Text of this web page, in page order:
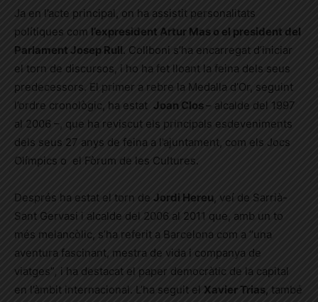
Ja en l’acte principal, on ha assistit personalitats
polítiques com l’expresident Artur Mas o el president del
Parlament Josep Rull. Collboni s’ha encarregat d’iniciar
el torn de discursos, i ho ha fet lloant la feina dels seus
predecessors. El primer a rebre la Medalla d’Or, seguint
l’ordre cronològic, ha estat Joan Clos– alcalde del 1997
al 2006 –, que ha reviscut els principals esdeveniments
dels seus 27 anys de feina a l’ajuntament, com els Jocs
Olímpics o el Fòrum de les Cultures.
Després ha estat el torn de Jordi Hereu , veí de Sarrià-
Sant Gervasi i alcalde del 2006 al 2011 que, amb un to
més melancòlic, s’ha referit a Barcelona com a “una
aventura fascinant, mestra de vida i companya de
viatges” i ha destacat el paper democràtic de la capital
en l’àmbit internacional. L’ha seguit el Xavier Trias, també